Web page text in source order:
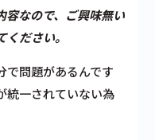
なので、ご興味無い
ださい。
で問題があるんです
統一されていない為